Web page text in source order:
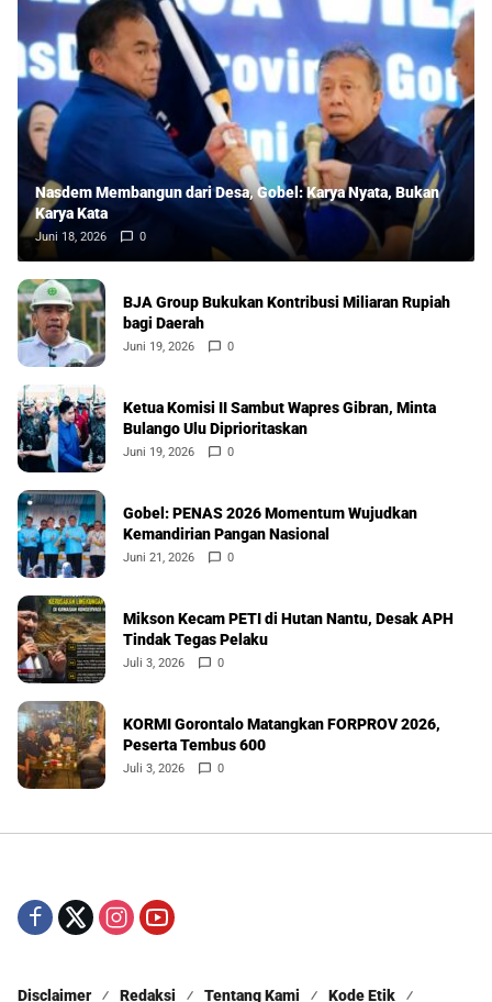
Nasdem Membangun dari Desa, Gobel: Karya Nyata, Bukan
Karya Kata
Juni 18, 2026 0
BJA Group Bukukan Kontribusi Miliaran Rupiah
bagi Daerah
Juni 19, 2026 0
Ketua Komisi II Sambut Wapres Gibran, Minta
Bulango Ulu Diprioritaskan
Juni 19, 2026 0
Gobel: PENAS 2026 Momentum Wujudkan
Kemandirian Pangan Nasional
Juni 21, 2026 0
Mikson Kecam PETI di Hutan Nantu, Desak APH
Tindak Tegas Pelaku
Juli 3, 2026 0
KORMI Gorontalo Matangkan FORPROV 2026,
Peserta Tembus 600
Juli 3, 2026 0
Disclaimer Redaksi Tentang Kami Kode Etik